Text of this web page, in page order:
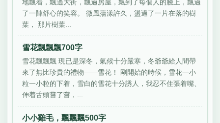
地飄着，飄過大街，飄過房屋，飄到了每個人的臉上，飄過
了一陣舒心的笑容。 微風蕩漾許久，盪過了一片在落的樹
葉， 那片樹葉...
雪花飄飄飄700字
雪花飄飄飄 現已是深冬，氣候十分嚴寒，冬爺爺給人間帶
來了無比珍貴的禮物——雪花！ 剛開始的時候，雪花一小
粒一小粒的下着，雪白的雪花十分誘人，我忍不住張着嘴、
伸着舌頭嘗了嘗，...
小小雞毛，飄飄飄500字